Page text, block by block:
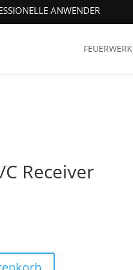
ANWENDER
FEUERWERK
Receiver